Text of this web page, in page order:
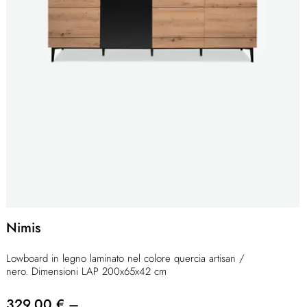
Nimis
Lowboard in legno laminato nel colore quercia artisan /
nero. Dimensioni LAP 200x65x42 cm